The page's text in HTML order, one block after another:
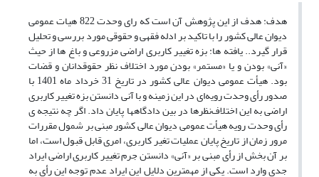
هدف: هدف از این پژوهش آن است که رای وحدت 822 هیات عمومی
دیوان عالی کشور را با تاکید بر ادله فقهی و حقوقی مورد بررسی و تحلیل
قرار گیرد.. یافته ها: بزه تغییر کاربری اراضی مزروعی و باغ ها از حیث
«آنی» بودن و یا «مستمر» بودن مورد اختلاف نظر حقوقدانان و قضات
بود. هیأت عمومی دیوان عالی کشور در تاریخ 31 خرداد ماه 1401 با
صدور رأی وحدت رویه‌ای در این زمینه و با آنی دانستن بزه تغییر کاربری
اراضی به این اختلاف‌نظرها در بین دادگاهها پایان داد. اگر چه نتیجه ی
رأی وحدت رویه هیأت عمومی دیوان عالی کشور مبنی بر شمول مقررات
مرور زمان از تاریخ پایان عملیات تغیر کاربری، امری قابل قبول است، اما
بر آن بخش از رأی مبنی بر «آنی» دانستن جرم تغییر کاربری اراضی ایراد
جدی وارد است. یکی از مهمترین دلایل این ایراد عدم توجه این رأی به